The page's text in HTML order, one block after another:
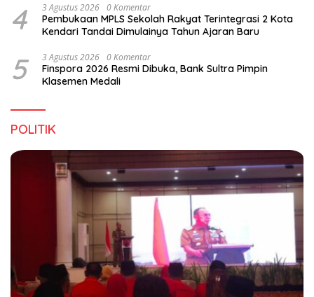
4 3 Agustus 2026 0 Komentar
Pembukaan MPLS Sekolah Rakyat Terintegrasi 2 Kota
Kendari Tandai Dimulainya Tahun Ajaran Baru
5 3 Agustus 2026 0 Komentar
Finspora 2026 Resmi Dibuka, Bank Sultra Pimpin
Klasemen Medali
POLITIK